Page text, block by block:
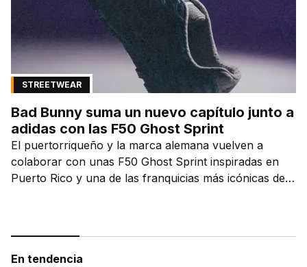
STREETWEAR
Bad Bunny suma un nuevo capítulo junto a
adidas con las F50 Ghost Sprint
El puertorriqueño y la marca alemana vuelven a
colaborar con unas F50 Ghost Sprint inspiradas en
Puerto Rico y una de las franquicias más icónicas del
En tendencia